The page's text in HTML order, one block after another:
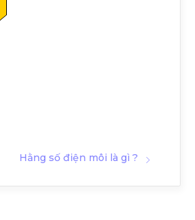
Hằng số điện môi là gì ?